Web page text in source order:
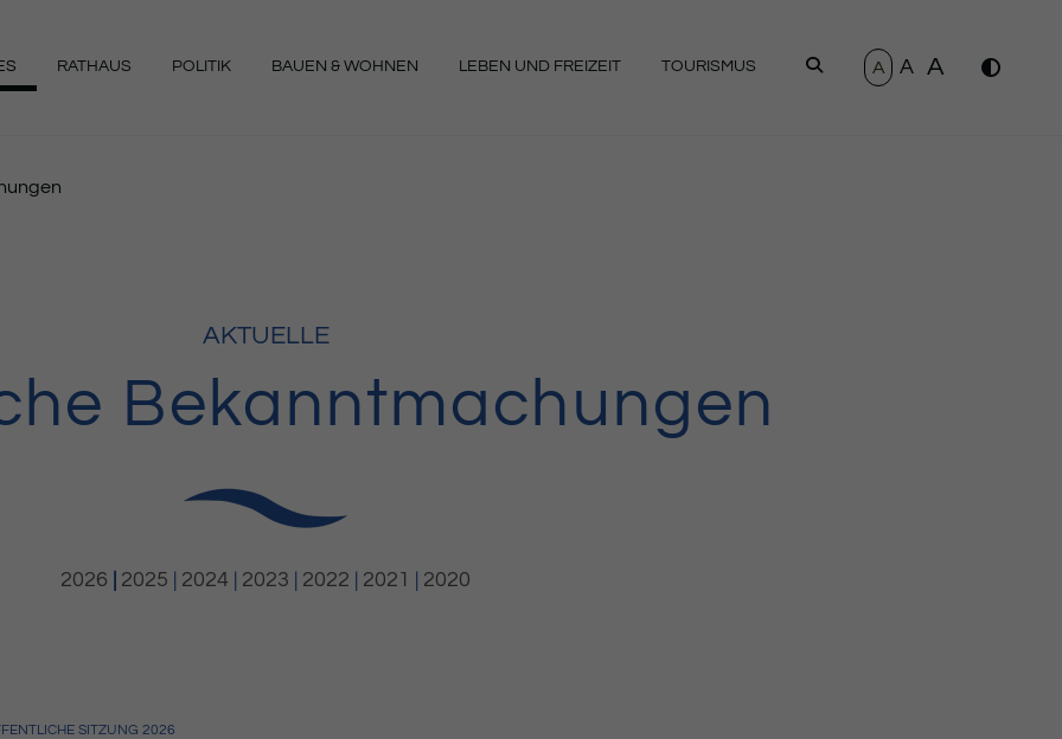
RATHAUS POLITIK BAUEN & WOHNEN LEBEN UND FREIZEIT TOURISMUS SUCHEN
A A A
AKTUELLE
Bekanntmachungen
2026 2025 | 2024 | 2023 | 2022 | 2021 | 2020
SITZUNG 2026